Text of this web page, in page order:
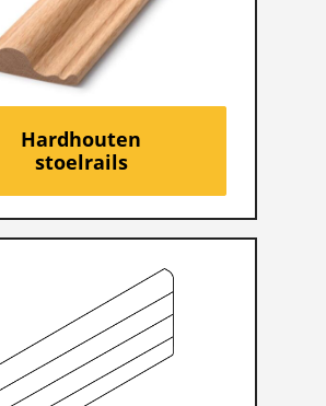
Hardhouten
stoelrails